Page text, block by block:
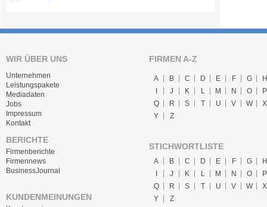
WIR ÜBER UNS
Unternehmen
Leistungspakete
Mediadaten
Jobs
Impressum
Kontakt
BERICHTE
Firmenberichte
Firmennews
BusinessJournal
KUNDENMEINUNGEN
FIRMEN A-Z
A B C D E F G
H
J K L M N O
P
Q
R S T U V W
X
Y
Z
STICHWORTLISTE
A B C D E F G
H
I
J K L M N O
P
Q
R S T U V W
X
Y
Z